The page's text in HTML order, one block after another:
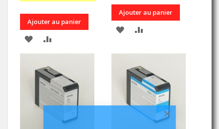
Fermer
Ajouter au panier
AJOUTER
À
MA
LISTE
D’ENVIE
AU
COMPARATEUR
Ajouter au panier
AJOUTER
LISTE
D’ENVIE